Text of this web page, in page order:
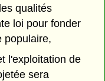
qualités
loi pour fonder
populaire,
l'exploitation de
sera